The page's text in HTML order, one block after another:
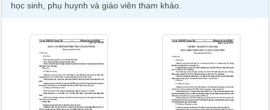
học sinh, phụ huynh và giáo viên tham khảo.